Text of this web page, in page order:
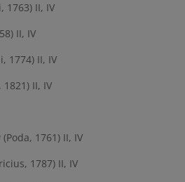
1763) II, IV
II, IV
1774) II, IV
II, IV
(Poda, 1761) II, IV
1787) II, IV